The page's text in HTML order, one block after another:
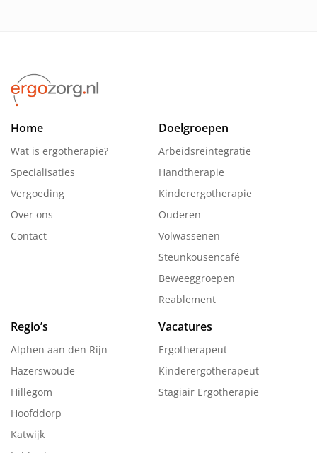
Home
Wat is ergotherapie?
Specialisaties
Vergoeding
Over ons
Contact
Doelgroepen
Arbeidsreintegratie
Handtherapie
Kinderergotherapie
Ouderen
Volwassenen
Steunkousencafé
Beweeggroepen
Reablement
Regio’s
Alphen aan den Rijn
Hazerswoude
Hillegom
Hoofddorp
Katwijk
Vacatures
Ergotherapeut
Kinderergotherapeut
Stagiair Ergotherapie